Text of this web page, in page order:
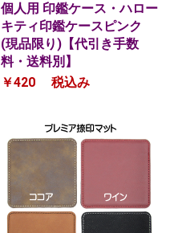
個人用 印鑑ケース・ハロー
キティ印鑑ケースピンク
(現品限り)【代引き手数
料・送料別】
￥420
税込み